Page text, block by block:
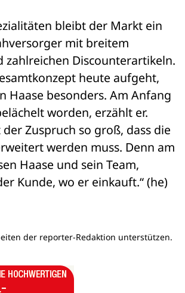
bleibt der Markt ein
mit breitem
zahlreichen Discounterartikeln.
heute aufgeht,
Haase besonders. Am Anfang
worden, erzählt er.
Zuspruch so groß, dass die
werden muss. Denn am
Haase und sein Team,
Kunde, wo er einkauft.“ (he)
der reporter-Redaktion unterstützen.